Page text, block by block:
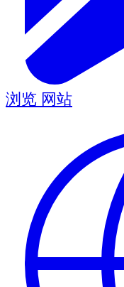
浏览 网站